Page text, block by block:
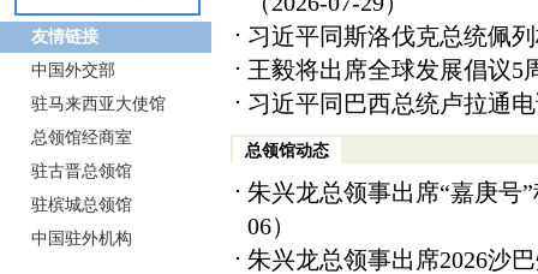
友情链接
中国外交部
驻马来西亚大使馆
总领馆经商室
驻古晋总领馆
驻槟城总领馆
中国驻外机构
习近平同斯洛伐克总统佩
王毅将出席全球发展倡议5
习近平同巴西总统卢拉通
总领馆动态
朱兴龙总领事出席“嘉庚号
06）
朱兴龙总领事出席2026沙